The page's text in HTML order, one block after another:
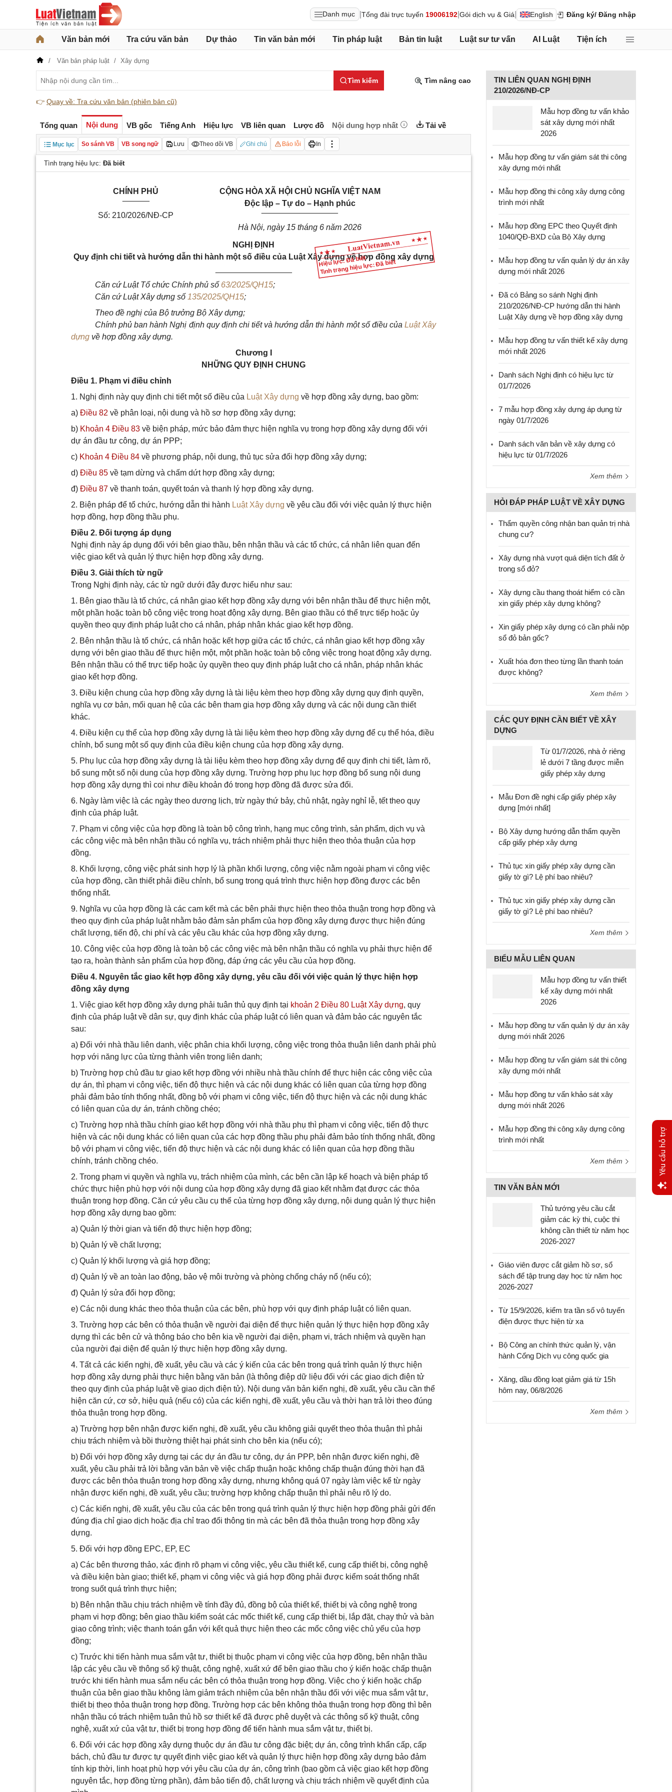
Danh mục Tổng đài trực tuyến 19006192 Gói dịch vụ & Giá English Đăng ký/ Đăng nhập
Văn bản mới Tra cứu văn bản Dự thảo Tin văn bản mới Tin pháp luật Bản tin luật Luật sư tư vấn AI Luật Tiện ích
Văn bản pháp luật Xây dựng
Tìm kiếm Tìm nâng cao
👉 Quay về: Tra cứu văn bản (phiên bản cũ)
Tổng quan Nội dung VB gốc Tiếng Anh Hiệu lực VB liên quan Lược đồ Nội dung hợp nhất Tải về
Mục lục So sánh VB VB song ngữ Lưu Theo dõi VB Ghi chú Báo lỗi In
Tình trạng hiệu lực: Đã biết
Hiệu lực: Đã biết
Tình trạng hiệu lực: Đã biết
CHÍNH PHỦ
Số: 210/2026/NĐ-CP
CỘNG HÒA XÃ HỘI CHỦ NGHĨA VIỆT NAM
Độc lập – Tự do – Hạnh phúc
_________________
Hà Nội, ngày 15 tháng 6 năm 2026
NGHỊ ĐỊNH
Quy định chi tiết và hướng dẫn thi hành một số điều của Luật Xây dựng về hợp đồng xây dựng
Căn cứ Luật Tổ chức Chính phủ số 63/2025/QH15;
Căn cứ Luật Xây dựng số 135/2025/QH15;
Theo đề nghị của Bộ trưởng Bộ Xây dựng;
Chính phủ ban hành Nghị định quy định chi tiết và hướng dẫn thi hành một số điều của Luật Xây
dựng về hợp đồng xây dựng.
Chương I
NHỮNG QUY ĐỊNH CHUNG
Điều 1. Phạm vi điều chỉnh
1. Nghị định này quy định chi tiết một số điều của Luật Xây dựng về hợp đồng xây dựng, bao gồm:
a) Điều 82 về phân loại, nội dung và hồ sơ hợp đồng xây dựng;
b) Khoản 4 Điều 83 về biện pháp, mức bảo đảm thực hiện nghĩa vụ trong hợp đồng xây dựng đối với
dự án đầu tư công, dự án PPP;
c) Khoản 4 Điều 84 về phương pháp, nội dung, thủ tục sửa đổi hợp đồng xây dựng;
d) Điều 85 về tạm dừng và chấm dứt hợp đồng xây dựng;
đ) Điều 87 về thanh toán, quyết toán và thanh lý hợp đồng xây dựng.
2. Biện pháp để tổ chức, hướng dẫn thi hành Luật Xây dựng về yêu cầu đối với việc quản lý thực hiện
hợp đồng, hợp đồng thầu phụ.
Điều 2. Đối tượng áp dụng
Nghị định này áp dụng đối với bên giao thầu, bên nhận thầu và các tổ chức, cá nhân liên quan đến
việc giao kết và quản lý thực hiện hợp đồng xây dựng.
Điều 3. Giải thích từ ngữ
Trong Nghị định này, các từ ngữ dưới đây được hiểu như sau:
1. Bên giao thầu là tổ chức, cá nhân giao kết hợp đồng xây dựng với bên nhận thầu để thực hiện một,
một phần hoặc toàn bộ công việc trong hoạt động xây dựng. Bên giao thầu có thể trực tiếp hoặc ủy
quyền theo quy định pháp luật cho cá nhân, pháp nhân khác giao kết hợp đồng.
2. Bên nhận thầu là tổ chức, cá nhân hoặc kết hợp giữa các tổ chức, cá nhân giao kết hợp đồng xây
dựng với bên giao thầu để thực hiện một, một phần hoặc toàn bộ công việc trong hoạt động xây dựng.
Bên nhận thầu có thể trực tiếp hoặc ủy quyền theo quy định pháp luật cho cá nhân, pháp nhân khác
giao kết hợp đồng.
3. Điều kiện chung của hợp đồng xây dựng là tài liệu kèm theo hợp đồng xây dựng quy định quyền,
nghĩa vụ cơ bản, mối quan hệ của các bên tham gia hợp đồng xây dựng và các nội dung cần thiết
khác.
4. Điều kiện cụ thể của hợp đồng xây dựng là tài liệu kèm theo hợp đồng xây dựng để cụ thể hóa, điều
chỉnh, bổ sung một số quy định của điều kiện chung của hợp đồng xây dựng.
5. Phụ lục của hợp đồng xây dựng là tài liệu kèm theo hợp đồng xây dựng để quy định chi tiết, làm rõ,
bổ sung một số nội dung của hợp đồng xây dựng. Trường hợp phụ lục hợp đồng bổ sung nội dung
hợp đồng xây dựng thì coi như điều khoản đó trong hợp đồng đã được sửa đổi.
6. Ngày làm việc là các ngày theo dương lịch, trừ ngày thứ bảy, chủ nhật, ngày nghỉ lễ, tết theo quy
định của pháp luật.
7. Phạm vi công việc của hợp đồng là toàn bộ công trình, hạng mục công trình, sản phẩm, dịch vụ và
các công việc mà bên nhận thầu có nghĩa vụ, trách nhiệm phải thực hiện theo thỏa thuận của hợp
đồng.
8. Khối lượng, công việc phát sinh hợp lý là phần khối lượng, công việc nằm ngoài phạm vi công việc
của hợp đồng, cần thiết phải điều chỉnh, bổ sung trong quá trình thực hiện hợp đồng được các bên
thống nhất.
9. Nghĩa vụ của hợp đồng là các cam kết mà các bên phải thực hiện theo thỏa thuận trong hợp đồng và
theo quy định của pháp luật nhằm bảo đảm sản phẩm của hợp đồng xây dựng được thực hiện đúng
chất lượng, tiến độ, chi phí và các yêu cầu khác của hợp đồng xây dựng.
10. Công việc của hợp đồng là toàn bộ các công việc mà bên nhận thầu có nghĩa vụ phải thực hiện để
tạo ra, hoàn thành sản phẩm của hợp đồng, đáp ứng các yêu cầu của hợp đồng.
Điều 4. Nguyên tắc giao kết hợp đồng xây dựng, yêu cầu đối với việc quản lý thực hiện hợp
đồng xây dựng
1. Việc giao kết hợp đồng xây dựng phải tuân thủ quy định tại khoản 2 Điều 80 Luật Xây dựng, quy
định của pháp luật về dân sự, quy định khác của pháp luật có liên quan và đảm bảo các nguyên tắc
sau:
a) Đối với nhà thầu liên danh, việc phân chia khối lượng, công việc trong thỏa thuận liên danh phải phù
hợp với năng lực của từng thành viên trong liên danh;
b) Trường hợp chủ đầu tư giao kết hợp đồng với nhiều nhà thầu chính để thực hiện các công việc của
dự án, thì phạm vi công việc, tiến độ thực hiện và các nội dung khác có liên quan của từng hợp đồng
phải đảm bảo tính thống nhất, đồng bộ với phạm vi công việc, tiến độ thực hiện và các nội dung khác
có liên quan của dự án, tránh chồng chéo;
c) Trường hợp nhà thầu chính giao kết hợp đồng với nhà thầu phụ thì phạm vi công việc, tiến độ thực
hiện và các nội dung khác có liên quan của các hợp đồng thầu phụ phải đảm bảo tính thống nhất, đồng
bộ với phạm vi công việc, tiến độ thực hiện và các nội dung khác có liên quan của hợp đồng thầu
chính, tránh chồng chéo.
2. Trong phạm vi quyền và nghĩa vụ, trách nhiệm của mình, các bên cần lập kế hoạch và biện pháp tổ
chức thực hiện phù hợp với nội dung của hợp đồng xây dựng đã giao kết nhằm đạt được các thỏa
thuận trong hợp đồng. Căn cứ yêu cầu cụ thể của từng hợp đồng xây dựng, nội dung quản lý thực hiện
hợp đồng xây dựng bao gồm:
a) Quản lý thời gian và tiến độ thực hiện hợp đồng;
b) Quản lý về chất lượng;
c) Quản lý khối lượng và giá hợp đồng;
d) Quản lý về an toàn lao động, bảo vệ môi trường và phòng chống cháy nổ (nếu có);
đ) Quản lý sửa đổi hợp đồng;
e) Các nội dung khác theo thỏa thuận của các bên, phù hợp với quy định pháp luật có liên quan.
3. Trường hợp các bên có thỏa thuận về người đại diện để thực hiện quản lý thực hiện hợp đồng xây
dựng thì các bên cử và thông báo cho bên kia về người đại diện, phạm vi, trách nhiệm và quyền hạn
của người đại diện để quản lý thực hiện hợp đồng xây dựng.
4. Tất cả các kiến nghị, đề xuất, yêu cầu và các ý kiến của các bên trong quá trình quản lý thực hiện
hợp đồng xây dựng phải thực hiện bằng văn bản (là thông điệp dữ liệu đối với các giao dịch điện tử
theo quy định của pháp luật về giao dịch điện tử). Nội dung văn bản kiến nghị, đề xuất, yêu cầu cần thể
hiện căn cứ, cơ sở, hiệu quả (nếu có) của các kiến nghị, đề xuất, yêu cầu và thời hạn trả lời theo đúng
thỏa thuận trong hợp đồng.
a) Trường hợp bên nhận được kiến nghị, đề xuất, yêu cầu không giải quyết theo thỏa thuận thì phải
chịu trách nhiệm và bồi thường thiệt hại phát sinh cho bên kia (nếu có);
b) Đối với hợp đồng xây dựng tại các dự án đầu tư công, dự án PPP, bên nhận được kiến nghị, đề
xuất, yêu cầu phải trả lời bằng văn bản về việc chấp thuận hoặc không chấp thuận đúng thời hạn đã
được các bên thỏa thuận trong hợp đồng xây dựng, nhưng không quá 07 ngày làm việc kể từ ngày
nhận được kiến nghị, đề xuất, yêu cầu; trường hợp không chấp thuận thì phải nêu rõ lý do.
c) Các kiến nghị, đề xuất, yêu cầu của các bên trong quá trình quản lý thực hiện hợp đồng phải gửi đến
đúng địa chỉ giao dịch hoặc địa chỉ trao đổi thông tin mà các bên đã thỏa thuận trong hợp đồng xây
dựng.
5. Đối với hợp đồng EPC, EP, EC
a) Các bên thương thảo, xác định rõ phạm vi công việc, yêu cầu thiết kế, cung cấp thiết bị, công nghệ
và điều kiện bàn giao; thiết kế, phạm vi công việc và giá hợp đồng phải được kiểm soát thống nhất
trong suốt quá trình thực hiện;
b) Bên nhận thầu chịu trách nhiệm về tính đầy đủ, đồng bộ của thiết kế, thiết bị và công nghệ trong
phạm vi hợp đồng; bên giao thầu kiểm soát các mốc thiết kế, cung cấp thiết bị, lắp đặt, chạy thử và bàn
giao công trình; việc thanh toán gắn với kết quả thực hiện theo các mốc công việc chủ yếu của hợp
đồng;
c) Trước khi tiến hành mua sắm vật tư, thiết bị thuộc phạm vi công việc của hợp đồng, bên nhận thầu
lập các yêu cầu về thông số kỹ thuật, công nghệ, xuất xứ để bên giao thầu cho ý kiến hoặc chấp thuận
trước khi tiến hành mua sắm nếu các bên có thỏa thuận trong hợp đồng. Việc cho ý kiến hoặc chấp
thuận của bên giao thầu không làm giảm trách nhiệm của bên nhận thầu đối với việc mua sắm vật tư,
thiết bị theo thỏa thuận trong hợp đồng. Trường hợp các bên không thỏa thuận trong hợp đồng thì bên
nhận thầu có trách nhiệm tuân thủ hồ sơ thiết kế đã được phê duyệt và các thông số kỹ thuật, công
nghệ, xuất xứ của vật tư, thiết bị trong hợp đồng để tiến hành mua sắm vật tư, thiết bị.
6. Đối với các hợp đồng xây dựng thuộc dự án đầu tư công đặc biệt; dự án, công trình khẩn cấp, cấp
bách, chủ đầu tư được tự quyết định việc giao kết và quản lý thực hiện hợp đồng xây dựng bảo đảm
tính kịp thời, linh hoạt phù hợp với yêu cầu của dự án, công trình (bao gồm cả việc giao kết hợp đồng
nguyên tắc, hợp đồng từng phần), đảm bảo tiến độ, chất lượng và chịu trách nhiệm về quyết định của
TIN LIÊN QUAN NGHỊ ĐỊNH
210/2026/NĐ-CP
Mẫu hợp đồng tư vấn khảo
sát xây dựng mới nhất
2026
Mẫu hợp đồng tư vấn giám sát thi công
xây dựng mới nhất
Mẫu hợp đồng thi công xây dựng công
trình mới nhất
Mẫu hợp đồng EPC theo Quyết định
1040/QĐ-BXD của Bộ Xây dựng
Mẫu hợp đồng tư vấn quản lý dự án xây
dựng mới nhất 2026
Đã có Bảng so sánh Nghị định
210/2026/NĐ-CP hướng dẫn thi hành
Luật Xây dựng về hợp đồng xây dựng
Mẫu hợp đồng tư vấn thiết kế xây dựng
mới nhất 2026
Danh sách Nghị định có hiệu lực từ
01/7/2026
7 mẫu hợp đồng xây dựng áp dụng từ
ngày 01/7/2026
Danh sách văn bản về xây dựng có
hiệu lực từ 01/7/2026
Xem thêm
HỎI ĐÁP PHÁP LUẬT VỀ XÂY DỰNG
Thẩm quyền công nhận ban quản trị nhà
chung cư?
Xây dựng nhà vượt quá diện tích đất ở
trong sổ đỏ?
Xây dựng cầu thang thoát hiểm có cần
xin giấy phép xây dựng không?
Xin giấy phép xây dựng có cần phải nộp
sổ đỏ bản gốc?
Xuất hóa đơn theo từng lần thanh toán
được không?
Xem thêm
CÁC QUY ĐỊNH CẦN BIẾT VỀ XÂY
DỰNG
Từ 01/7/2026, nhà ở riêng
lẻ dưới 7 tầng được miễn
giấy phép xây dựng
Mẫu Đơn đề nghị cấp giấy phép xây
dựng [mới nhất]
Bộ Xây dựng hướng dẫn thẩm quyền
cấp giấy phép xây dựng
Thủ tục xin giấy phép xây dựng cần
giấy tờ gì? Lệ phí bao nhiêu?
Thủ tục xin giấy phép xây dựng cần
giấy tờ gì? Lệ phí bao nhiêu?
Xem thêm
BIỂU MẪU LIÊN QUAN
Mẫu hợp đồng tư vấn thiết
kế xây dựng mới nhất
2026
Mẫu hợp đồng tư vấn quản lý dự án xây
dựng mới nhất 2026
Mẫu hợp đồng tư vấn giám sát thi công
xây dựng mới nhất
Mẫu hợp đồng tư vấn khảo sát xây
dựng mới nhất 2026
Mẫu hợp đồng thi công xây dựng công
trình mới nhất
Xem thêm
TIN VĂN BẢN MỚI
Thủ tướng yêu cầu cắt
giảm các kỳ thi, cuộc thi
không cần thiết từ năm học
2026-2027
Giáo viên được cắt giảm hồ sơ, sổ
sách để tập trung dạy học từ năm học
2026-2027
Từ 15/9/2026, kiểm tra tần số vô tuyến
điện được thực hiện từ xa
Bộ Công an chính thức quản lý, vận
hành Cổng Dịch vụ công quốc gia
Xăng, dầu đồng loạt giảm giá từ 15h
hôm nay, 06/8/2026
Xem thêm